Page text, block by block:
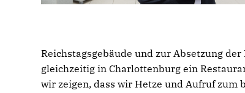
Reichstagsgebäude und zur Absetzung
gleichzeitig in Charlottenburg ein
wir zeigen, dass wir Hetze und Aufruf zum